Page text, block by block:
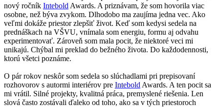
nový ročník Intebold Awards. A priznávam, že som hovorila viac
osobne, než býva zvykom. Dlhodobo ma zaujíma jedna vec. Ako
veľmi dokáže priestor zlepšiť život. Keď som kedysi sedela na
prednáškach na VŠVU, vnímala som energiu, formu aj odvahu
experimentovať. Zároveň som mala pocit, že niektoré veci mi
unikajú. Chýbal mi preklad do bežného života. Do každodennosti,
ktorú všetci poznáme.
O pár rokov neskôr som sedela so slúchadlami pri prepisovaní
rozhovorov s autormi interiérov pre Intebold Awards. A ten pocit sa
mi vrátil. Silné projekty, kvalitná práca, premyslené riešenia. Len
slová často zostávali ďaleko od toho, ako sa v tých priestoroch